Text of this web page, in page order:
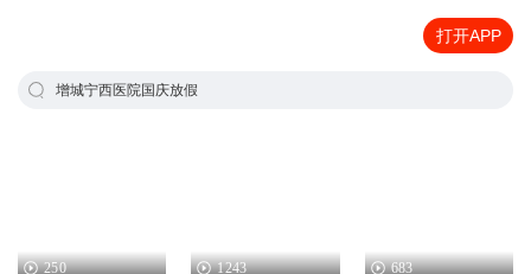
打开APP
增城宁西医院国庆放假
250 1243 683